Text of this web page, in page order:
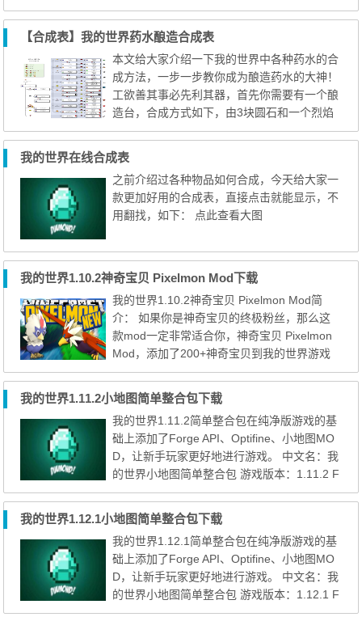
接右键另存为下载！
【合成表】我的世界药水酿造合成表
本文给大家介绍一下我的世界中各种药水的合
成方法，一步一步教你成为酿造药水的大神！
工欲善其事必先利其器，首先你需要有一个酿
造台，合成方式如下，由3块圆石和一个烈焰
棒合成，烈焰棒需要到下界击杀烈焰人才能够
得到。 合成酿造台后，放到地下右键打开合
成界面，首先第一步需要用空水瓶装满水，炼
制基础药水，基础药水的材料有多种，包括地
狱疣、萤石粉、红石粉、发酵蛛眼，用的最多
的是地狱疣，所以在...
我的世界在线合成表
之前介绍过各种物品如何合成，今天给大家一
款更加好用的合成表，直接点击就能显示，不
用翻找，如下： 点此查看大图
我的世界1.10.2神奇宝贝 Pixelmon Mod下载
我的世界1.10.2神奇宝贝 Pixelmon Mod简
介： 如果你是神奇宝贝的终极粉丝，那么这
款mod一定非常适合你，神奇宝贝 Pixelmon
Mod，添加了200+神奇宝贝到我的世界游戏
中，让你在属于你自己的世界中拥有大量属于
你自己的神奇宝贝，是不是很棒，赶快下载
吧！ 神奇宝贝 Pixelmon Mod添加了大量新的
元素在游戏里边，限于篇幅，相关的合成公式
可以参考官方wiki：http://pixelmonmod.com/
wiki/index.php?title=Recip...
我的世界1.11.2小地图简单整合包下载
我的世界1.11.2简单整合包在纯净版游戏的基
础上添加了Forge API、Optifine、小地图MO
D，让新手玩家更好地进行游戏。 中文名：我
的世界小地图简单整合包 游戏版本：1.11.2 F
orge版本：13.20.1.2513 MOD数量：3 游戏
模式：生存模式 MOD列表： Forge API、Opt
ifine、小地图MOD 安装方法： 下载后完全解
压，解压密码："www.mccome.com"，并且确
保已经安装了java，然后点击"点击启动"开始
游戏 我的世界1.11.2简...
我的世界1.12.1小地图简单整合包下载
我的世界1.12.1简单整合包在纯净版游戏的基
础上添加了Forge API、Optifine、小地图MO
D，让新手玩家更好地进行游戏。 中文名：我
的世界小地图简单整合包 游戏版本：1.12.1 F
orge版本：14.22.1.2485 MOD数量：3 游戏